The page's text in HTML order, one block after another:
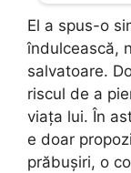
El a spus-o
îndulcească,
salvatoare.
riscul de a
viața lui. În
e doar
prăbușiri, o